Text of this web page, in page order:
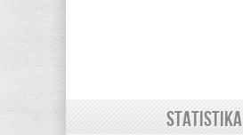
STATISTIKA